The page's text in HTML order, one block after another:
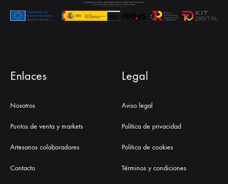
Enlaces
Nosotros
Puntos de venta y markets
Artesanos colaboradores
Contacto
Legal
Aviso legal
Política de privacidad
Política de cookies
Términos y condiciones